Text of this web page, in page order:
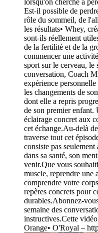
lorsqu'on cherche à
Est-il possible de
rôle du sommeil, de
les résultats• Whey,
sont-ils réellement
de la fertilité et de la
commencer une
sport sur le cerveau,
conversation, Coach
expérience
les changements de
dont elle a repris
de son premier enfant.
éclairage concret aux
cet échange.Au-delà
traverse tout cet
consiste pas
dans sa santé, son
venir.Que vous
muscle, reprendre une
comprendre votre
repères concrets pour
durables.Abonnez-
semaine des
instructives.Cette
Orange• O'Royal –